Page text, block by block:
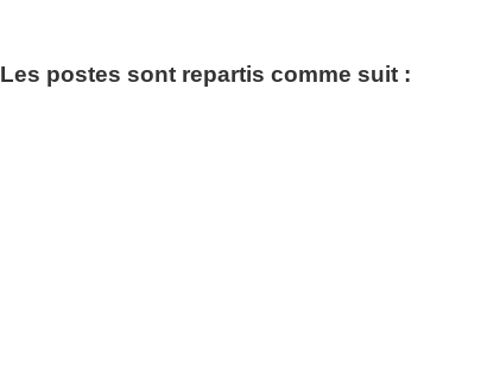
Les postes sont repartis comme suit :